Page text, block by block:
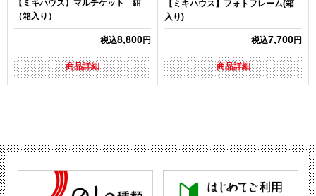
【ミキハウス】マルチケット 紺
（箱入り）
税込8,800円
商品詳細
【ミキハウス】フォトフレーム(箱
入り)
税込7,700円
商品詳細